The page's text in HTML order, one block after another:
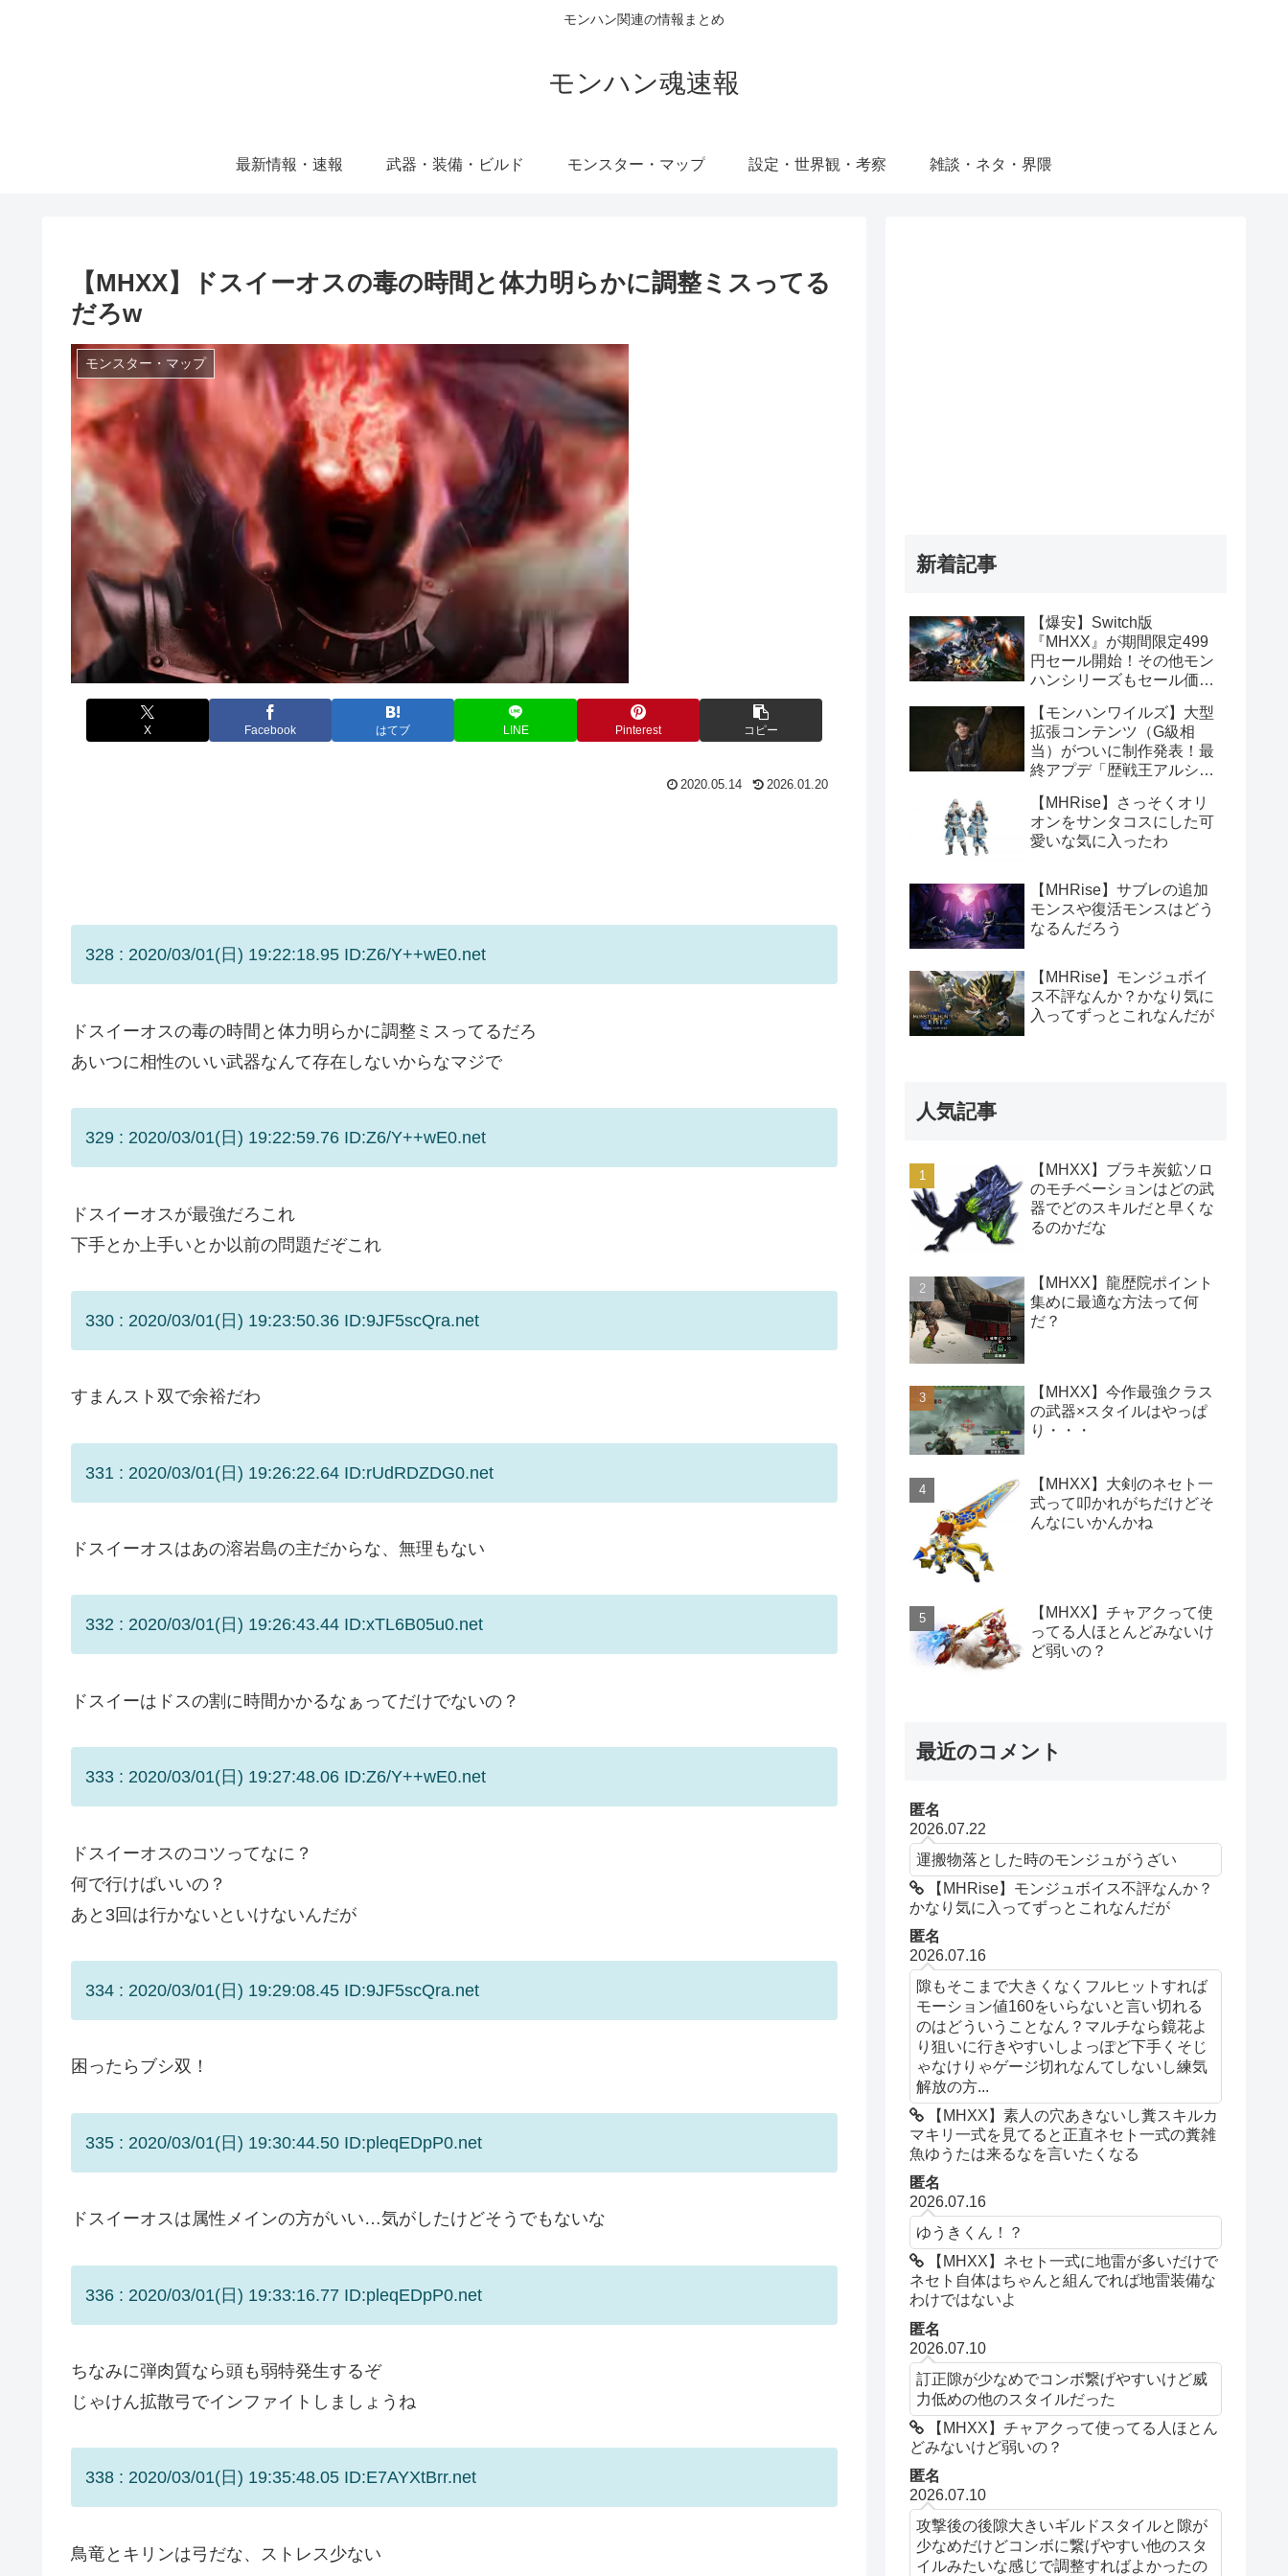
モンハン関連の情報まとめ
モンハン魂速報
最新情報・速報 武器・装備・ビルド モンスター・マップ 設定・世界観・考察 雑談・ネタ・界隈
【MHXX】ドスイーオスの毒の時間と体力明らかに調整ミスってる
だろw
モンスター・マップ
X Facebook はてブ LINE Pinterest コピー
2020.05.14 2026.01.20
328 : 2020/03/01(日) 19:22:18.95 ID:Z6/Y++wE0.net
ドスイーオスの毒の時間と体力明らかに調整ミスってるだろ
あいつに相性のいい武器なんて存在しないからなマジで
329 : 2020/03/01(日) 19:22:59.76 ID:Z6/Y++wE0.net
ドスイーオスが最強だろこれ
下手とか上手いとか以前の問題だぞこれ
330 : 2020/03/01(日) 19:23:50.36 ID:9JF5scQra.net
すまんスト双で余裕だわ
331 : 2020/03/01(日) 19:26:22.64 ID:rUdRDZDG0.net
ドスイーオスはあの溶岩島の主だからな、無理もない
332 : 2020/03/01(日) 19:26:43.44 ID:xTL6B05u0.net
ドスイーはドスの割に時間かかるなぁってだけでないの？
333 : 2020/03/01(日) 19:27:48.06 ID:Z6/Y++wE0.net
ドスイーオスのコツってなに？
何で行けばいいの？
あと3回は行かないといけないんだが
334 : 2020/03/01(日) 19:29:08.45 ID:9JF5scQra.net
困ったらブシ双！
335 : 2020/03/01(日) 19:30:44.50 ID:pleqEDpP0.net
ドスイーオスは属性メインの方がいい…気がしたけどそうでもないな
336 : 2020/03/01(日) 19:33:16.77 ID:pleqEDpP0.net
ちなみに弾肉質なら頭も弱特発生するぞ
じゃけん拡散弓でインファイトしましょうね
338 : 2020/03/01(日) 19:35:48.05 ID:E7AYXtBrr.net
鳥竜とキリンは弓だな、ストレス少ない
新着記事
【爆安】Switch版
『MHXX』が期間限定499
円セール開始！その他モン
ハンシリーズもセール価格
【モンハンワイルズ】大型
拡張コンテンツ（G級相
当）がついに制作発表！最
終アプデ「歴戦王アルシュ
ント情報まとめ
【MHRise】さっそくオリ
オンをサンタコスにした可
愛いな気に入ったわ
【MHRise】サブレの追加
モンスや復活モンスはどう
なるんだろう
【MHRise】モンジュボイ
ス不評なんか？かなり気に
入ってずっとこれなんだが
人気記事
【MHXX】ブラキ炭鉱ソロ
のモチベーションはどの武
器でどのスキルだと早くな
るのかだな
【MHXX】龍歴院ポイント
集めに最適な方法って何
だ？
【MHXX】今作最強クラス
の武器×スタイルはやっぱ
り・・・
【MHXX】大剣のネセト一
式って叩かれがちだけどそ
んなにいかんかね
【MHXX】チャアクって使
ってる人ほとんどみないけ
ど弱いの？
最近のコメント
匿名
2026.07.22
運搬物落とした時のモンジュがうざい
【MHRise】モンジュボイス不評なんか？
かなり気に入ってずっとこれなんだが
匿名
2026.07.16
隙もそこまで大きくなくフルヒットすれば
モーション値160をいらないと言い切れる
のはどういうことなん？マルチなら鏡花よ
り狙いに行きやすいしよっぽど下手くそじ
ゃなけりゃゲージ切れなんてしないし練気
解放の方...
【MHXX】素人の穴あきないし糞スキルカ
マキリ一式を見てると正直ネセト一式の糞雑
魚ゆうたは来るなを言いたくなる
匿名
2026.07.16
ゆうきくん！？
【MHXX】ネセト一式に地雷が多いだけで
ネセト自体はちゃんと組んでれば地雷装備な
わけではないよ
匿名
2026.07.10
訂正隙が少なめでコンボ繋げやすいけど威
力低めの他のスタイルだった
【MHXX】チャアクって使ってる人ほとん
どみないけど弱いの？
匿名
2026.07.10
攻撃後の後隙大きいギルドスタイルと隙が
少なめだけどコンボに繋げやすい他のスタ
イルみたいな感じで調整すればよかったの